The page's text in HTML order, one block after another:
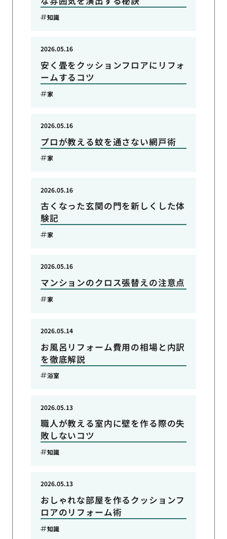
知識
安く畳をクッションフロアにリフォ
ームするコツ
2026.05.16
家
プロが教える蚊を通さない網戸術
2026.05.16
家
古くなった玄関の門を新しくした体
験記
2026.05.16
家
マンションのクロス張替えの注意点
2026.05.16
家
お風呂リフォーム費用の相場と内訳
を徹底解説
2026.05.14
浴室
職人が教える室内に壁を作る際の失
敗しないコツ
2026.05.13
知識
おしゃれな部屋を作るクッションフ
ロアのリフォーム術
2026.05.13
知識